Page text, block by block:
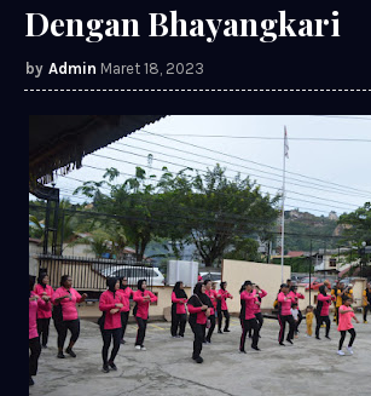
Dengan Bhayangkari
Admin Maret 18, 2023